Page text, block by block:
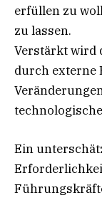
erfüllen zu
zu lassen.
Verstärkt wird
durch externe
Ein